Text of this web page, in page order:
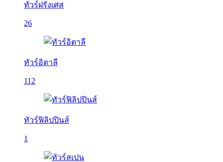
ทัวร์ฝรั่งเศส
26
ทัวร์อิตาลี
112
ทัวร์ฟิลิปปินส์
1